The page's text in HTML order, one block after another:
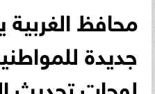
محافظ
جديدة